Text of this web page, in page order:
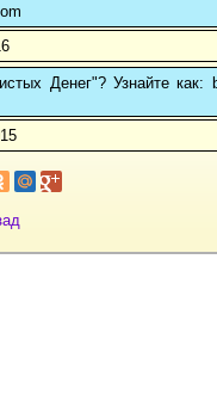
Денег"? Узнайте как: